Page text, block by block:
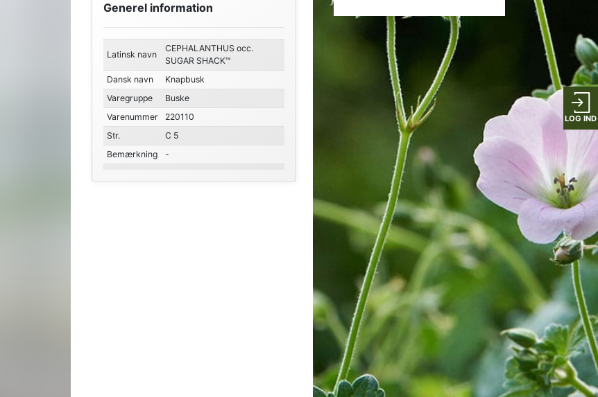
LOG IND
Generel information
Latinsk navn
CEPHALANTHUS occ.
SUGAR SHACK™
Dansk navn
Knapbusk
Varegruppe
Buske
Varenummer
220110
Str.
C 5
Bemærkning
-